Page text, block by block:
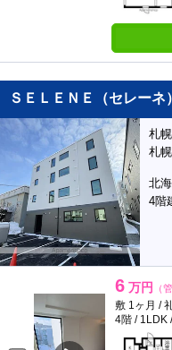
ＳＥＬＥＮＥ（セレーネ）
札
札
北
4階
6 万円 （
敷 1ヶ月 /
4階 / 1LDK